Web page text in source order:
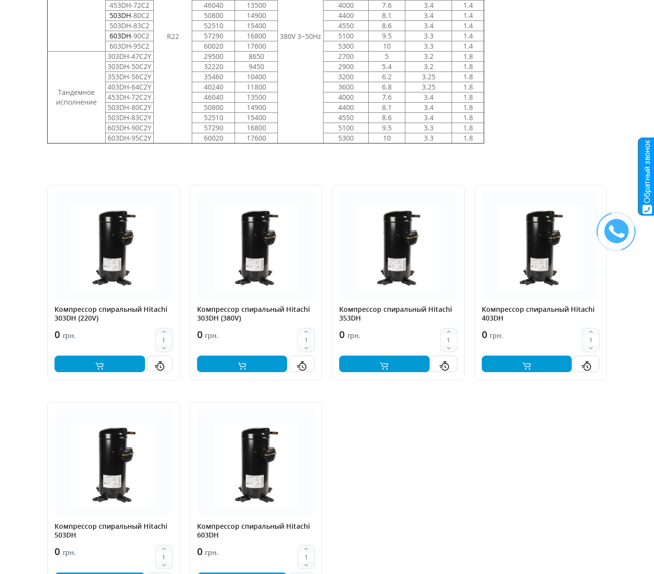
R22 380V 3~50Hz
453DH-72C2
46040 13500 4000 7.6 3.4
1.4
503DH-80C2 50800 14900 4400 8.1 3.4
1.4
503DH-83C2
52510 15400 4550 8.6 3.4
1.4
603DH-90C2 57290 16800 5100 9.5 3.3
1.4
603DH-95C2
60020 17600 5300 10 3.3 1.4
Тандемное
исполнение
303DH-47C2Y 29500 8650 2700 5 3.2
1.8
303DH-50C2Y
32220 9450 2900 5.4 3.2
1.8
353DH-56C2Y
35460 10400 3200 6.2 3.25
1.8
403DH-64C2Y
40240 11800 3600 6.8 3.25
1.8
453DH-72C2Y
46040 13500 4000 7.6 3.4
1.8
503DH-80C2Y
50800 14900 4400 8.1 3.4
1.8
503DH-83C2Y
52510 15400 4550 8.6 3.4
1.8
603DH-90C2Y
57290 16800 5100 9.5 3.3
1.8
603DH-95C2Y
60020 17600 5300 10 3.3 1.8
Компрессор спиральный Hitachi
303DH (220V)
0 грн.
Компрессор спиральный Hitachi
303DH (380V)
0 грн.
Компрессор спиральный Hitachi
353DH
0 грн.
Компрессор спиральный Hitachi
403DH
0 грн.
Компрессор спиральный Hitachi
503DH
0 грн.
Компрессор спиральный Hitachi
603DH
0 грн.